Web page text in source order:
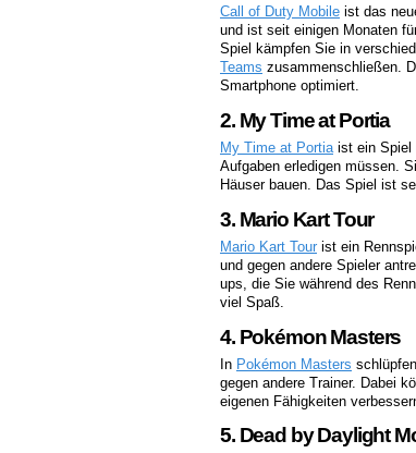
Call of Duty Mobile ist das
und ist seit einigen Monaten
Spiel kämpfen Sie in
Teams zusammenschließen.
Smartphone optimiert.
2. My Time at Portia
My Time at Portia ist ein Spiel
Aufgaben erledigen müssen.
Häuser bauen. Das Spiel ist
3. Mario Kart Tour
Mario Kart Tour ist ein
und gegen andere Spieler
ups, die Sie während des
viel Spaß.
4. Pokémon Masters
In Pokémon Masters
gegen andere Trainer. Dabei
eigenen Fähigkeiten
5. Dead by Daylight